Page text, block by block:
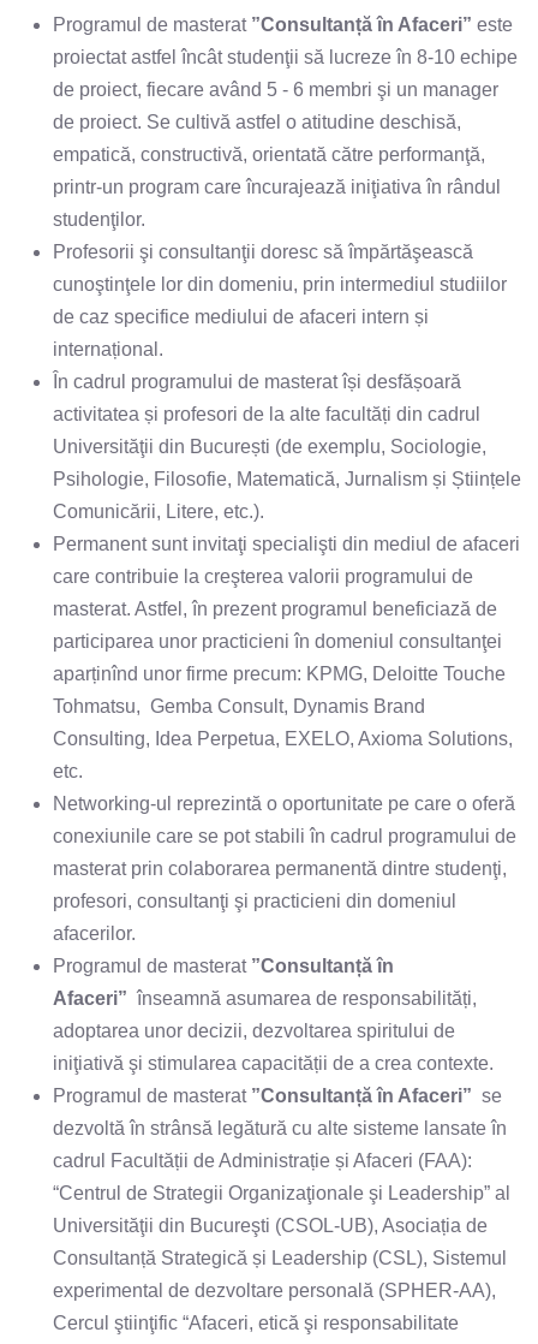
Programul de masterat ”Consultanță în Afaceri” este
proiectat astfel încât studenţii să lucreze în 8-10 echipe
de proiect, fiecare având 5 - 6 membri şi un manager
de proiect. Se cultivă astfel o atitudine deschisă,
empatică, constructivă, orientată către performanţă,
printr-un program care încurajează iniţiativa în rândul
studenţilor.
Profesorii şi consultanţii doresc să împărtăşească
cunoştinţele lor din domeniu, prin intermediul studiilor
de caz specifice mediului de afaceri intern și
internațional.
În cadrul programului de masterat își desfășoară
activitatea și profesori de la alte facultăți din cadrul
Universităţii din București (de exemplu, Sociologie,
Psihologie, Filosofie, Matematică, Jurnalism și Științele
Comunicării, Litere, etc.).
Permanent sunt invitaţi specialişti din mediul de afaceri
care contribuie la creşterea valorii programului de
masterat. Astfel, în prezent programul beneficiază de
participarea unor practicieni în domeniul consultanţei
aparținînd unor firme precum: KPMG, Deloitte Touche
Tohmatsu, Gemba Consult, Dynamis Brand
Consulting, Idea Perpetua, EXELO, Axioma Solutions,
etc.
Networking-ul reprezintă o oportunitate pe care o oferă
conexiunile care se pot stabili în cadrul programului de
masterat prin colaborarea permanentă dintre studenţi,
profesori, consultanţi şi practicieni din domeniul
afacerilor.
Programul de masterat ”Consultanță în
Afaceri” înseamnă asumarea de responsabilități,
adoptarea unor decizii, dezvoltarea spiritului de
iniţiativă şi stimularea capacității de a crea contexte.
Programul de masterat ”Consultanță în Afaceri” se
dezvoltă în strânsă legătură cu alte sisteme lansate în
cadrul Facultății de Administrație și Afaceri (FAA):
“Centrul de Strategii Organizaţionale şi Leadership” al
Universităţii din Bucureşti (CSOL-UB), Asociația de
Consultanță Strategică și Leadership (CSL), Sistemul
experimental de dezvoltare personală (SPHER-AA),
Cercul ştiinţific “Afaceri, etică şi responsabilitate